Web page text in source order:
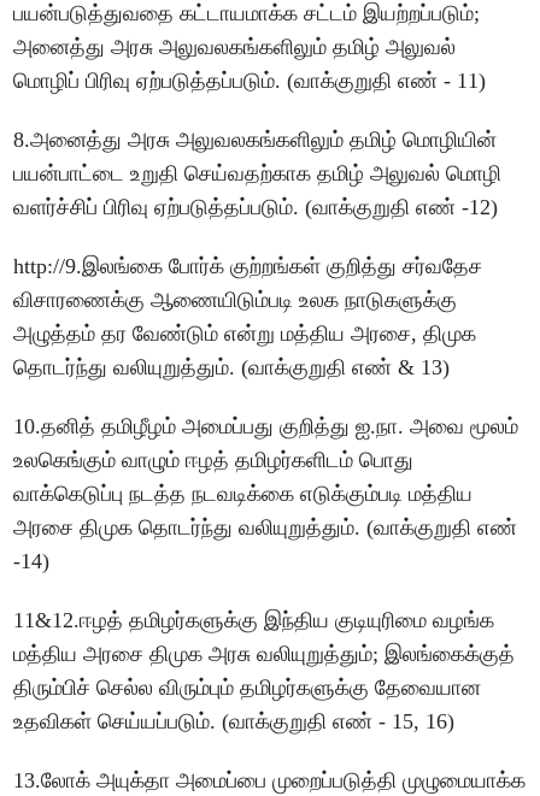
பயன்படுத்துவதை கட்டாயமாக்க சட்டம் இயற்றப்படும்;
அனைத்து அரசு அலுவலகங்களிலும் தமிழ் அலுவல்
மொழிப் பிரிவு ஏற்படுத்தப்படும். (வாக்குறுதி எண் - 11)
8.அனைத்து அரசு அலுவலகங்களிலும் தமிழ் மொழியின்
பயன்பாட்டை உறுதி செய்வதற்காக தமிழ் அலுவல் மொழி
வளர்ச்சிப் பிரிவு ஏற்படுத்தப்படும். (வாக்குறுதி எண் -12)
http://9.இலங்கை போர்க் குற்றங்கள் குறித்து சர்வதேச
விசாரணைக்கு ஆணையிடும்படி உலக நாடுகளுக்கு
அழுத்தம் தர வேண்டும் என்று மத்திய அரசை, திமுக
தொடர்ந்து வலியுறுத்தும். (வாக்குறுதி எண் & 13)
10.தனித் தமிழீழம் அமைப்பது குறித்து ஐ.நா. அவை மூலம்
உலகெங்கும் வாழும் ஈழத் தமிழர்களிடம் பொது
வாக்கெடுப்பு நடத்த நடவடிக்கை எடுக்கும்படி மத்திய
அரசை திமுக தொடர்ந்து வலியுறுத்தும். (வாக்குறுதி எண்
-14)
11&12.ஈழத் தமிழர்களுக்கு இந்திய குடியுரிமை வழங்க
மத்திய அரசை திமுக அரசு வலியுறுத்தும்; இலங்கைக்குத்
திரும்பிச் செல்ல விரும்பும் தமிழர்களுக்கு தேவையான
உதவிகள் செய்யப்படும். (வாக்குறுதி எண் - 15, 16)
13.லோக் அயுக்தா அமைப்பை முறைப்படுத்தி முழுமையாக்க